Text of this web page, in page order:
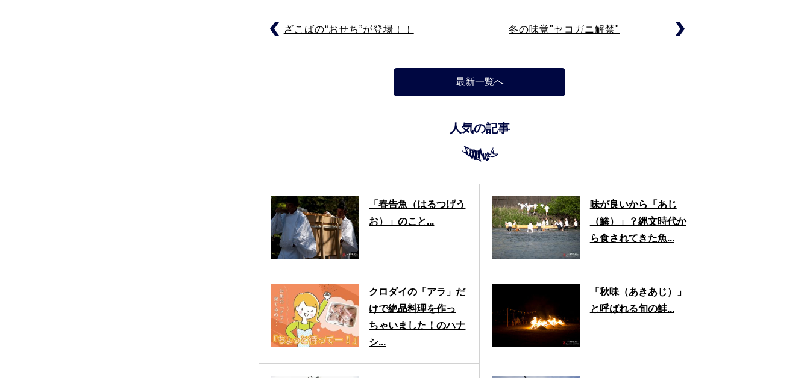
ざこばの“おせち”が登場！！ 冬の味覚"セコガニ解禁"
最新一覧へ
人気の記事
「春告魚（はるつげう
お）」のこと...
味が良いから「あじ
（鯵）」？縄文時代か
ら食されてきた魚...
クロダイの「アラ」だ
けで絶品料理を作っ
ちゃいました！のハナ
シ...
「秋味（あきあじ）」
と呼ばれる旬の鮭...